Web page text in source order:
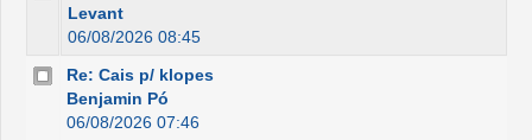
Levant
06/08/2026 08:45
Re: Cais p/ klopes
Benjamin Pó
06/08/2026 07:46